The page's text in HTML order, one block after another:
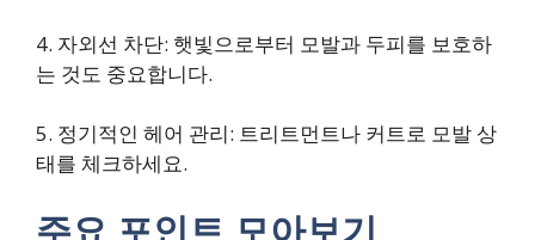
4. 자외선 차단: 햇빛으로부터 모발과 두피를 보호하
는 것도 중요합니다.
5. 정기적인 헤어 관리: 트리트먼트나 커트로 모발 상
태를 체크하세요.
주요 포인트 모아보기